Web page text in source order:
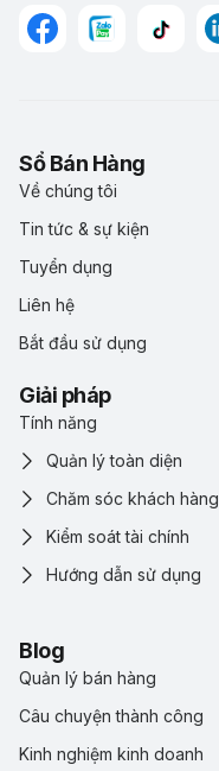
Sổ Bán Hàng
Về chúng tôi
Tin tức & sự kiện
Tuyển dụng
Liên hệ
Bắt đầu sử dụng
Giải pháp
Tính năng
Quản lý toàn diện
Chăm sóc khách hàng
Kiểm soát tài chính
Hướng dẫn sử dụng
Blog
Quản lý bán hàng
Câu chuyện thành công
Kinh nghiệm kinh doanh